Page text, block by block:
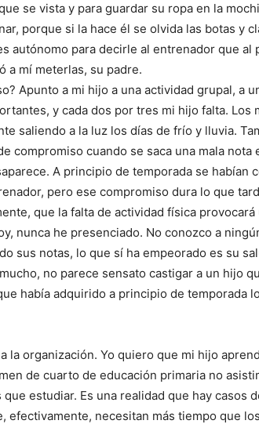
se vista y para guardar su ropa en la
porque si la hace él se olvida las botas y
autónomo para decirle al entrenador que al
a mí meterlas, su padre.
Apunto a mi hijo a una actividad grupal, a
y cada dos por tres mi hijo falta. Los
saliendo a la luz los días de frío y lluvia.
compromiso cuando se saca una mala nota
A principio de temporada se habían
pero ese compromiso dura lo que
que la falta de actividad física provocará
nunca he presenciado. No conozco a
sus notas, lo que sí ha empeorado es su
no parece sensato castigar a un hijo
había adquirido a principio de temporada
la organización. Yo quiero que mi hijo
de cuarto de educación primaria no
estudiar. Es una realidad que hay casos
efectivamente, necesitan más tiempo que